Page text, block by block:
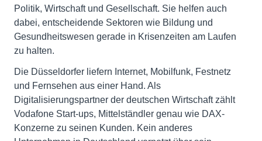
Politik, Wirtschaft und Gesellschaft. Sie helfen auch
dabei, entscheidende Sektoren wie Bildung und
Gesundheitswesen gerade in Krisenzeiten am Laufen
zu halten.
Die Düsseldorfer liefern Internet, Mobilfunk, Festnetz
und Fernsehen aus einer Hand. Als
Digitalisierungspartner der deutschen Wirtschaft zählt
Vodafone Start-ups, Mittelständler genau wie DAX-
Konzerne zu seinen Kunden. Kein anderes